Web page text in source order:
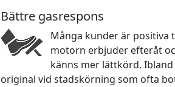
Bättre gasrespons
Många kunder är positiva
motorn erbjuder efteråt
känns mer lättkörd.
original vid stadskörning som ofta